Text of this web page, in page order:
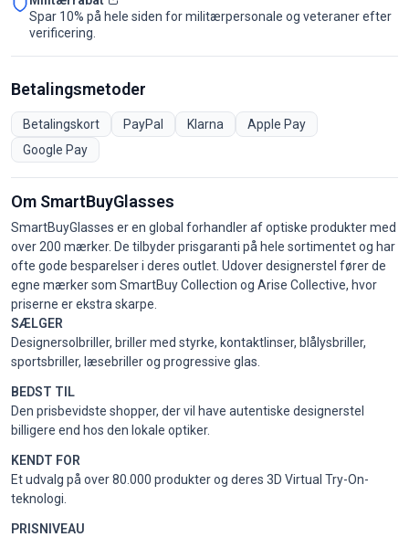
Spar 10% på hele siden for militærpersonale og veteraner efter
verificering.
Betalingsmetoder
Betalingskort PayPal Klarna
Apple Pay
Google Pay
Om SmartBuyGlasses
SmartBuyGlasses er en global forhandler af optiske produkter med
over 200 mærker. De tilbyder prisgaranti på hele sortimentet og har
ofte gode besparelser i deres outlet. Udover designerstel fører de
egne mærker som SmartBuy Collection og Arise Collective, hvor
priserne er ekstra skarpe.
SÆLGER
Designersolbriller, briller med styrke, kontaktlinser, blålysbriller,
sportsbriller, læsebriller og progressive glas.
BEDST TIL
Den prisbevidste shopper, der vil have autentiske designerstel
billigere end hos den lokale optiker.
KENDT FOR
Et udvalg på over 80.000 produkter og deres 3D Virtual Try-On-
teknologi.
PRISNIVEAU